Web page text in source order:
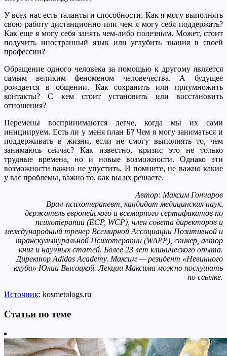
У всех нас есть таланты и способности. Как я могу выполнять
свою работу дистанционно или чем я могу себя поддержать?
Как еще я могу себя занять чем-либо полезным. Может, стоит
подучить иностранный язык или углубить знания в своей
профессии?
Обращение одного человека за помощью к другому является
самым великим феноменом человечества. А будущее
рождается в общении. Как сохранить или приумножить
контакты? С кем стоит установить или восстановить
отношения?
Перемены воспринимаются легче, когда мы их сами
инициируем. Есть ли у меня план Б? Чем я могу заниматься и
поддерживать в жизни, если не смогу выполнять то, чем
занимаюсь сейчас? Как известно, кризис это не только
трудные времена, но и новые возможности. Однако эти
возможности важно не упустить. И помните, не важно какие
у вас проблемы, важно то, как вы их решаете.
Автор: Максим Гончаров
Врач-психотерапевт, кандидат медицинских наук,
держатель европейского и всемирного сертификатов по
психотерапии (ECP, WCP), член совета директоров и
международный тренер Всемирной Ассоциации Позитивной и
транскультуральной Психотерапии (WAPP), спикер, автор
книг и научных статей. Более 23 лет клинического опыта.
Директор Adidas Academy. Максим — резидент «Невинного
клуба» Юлии Высоцкой. Лекции Максима можно послушать
по ссылке.
Источник: kosmetologs.ru
Статьи по теме